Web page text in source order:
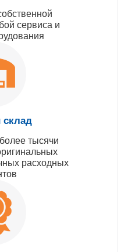
сервиса и
тысячи
расходных